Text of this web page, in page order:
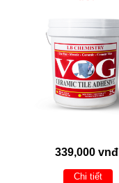
339,000 vnđ
Chi tiết